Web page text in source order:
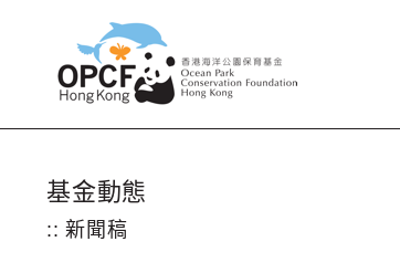
基金動態
:: 新聞稿